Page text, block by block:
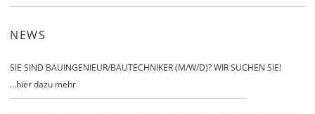
NEWS
SIE SIND BAUINGENIEUR/BAUTECHNIKER (M/W/D)? WIR SUCHEN SIE!
…hier dazu mehr